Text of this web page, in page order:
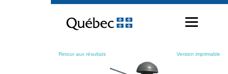
contenu
Retour aux résultats Version imprimable